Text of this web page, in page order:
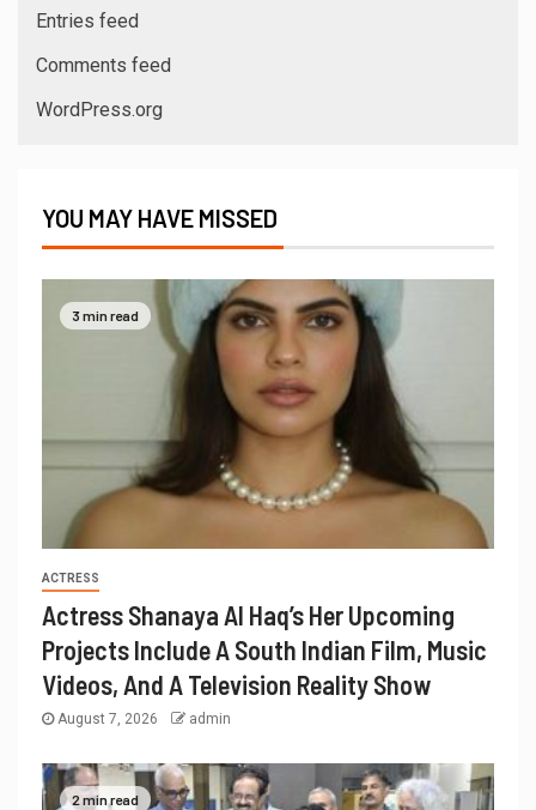
Entries feed
Comments feed
WordPress.org
YOU MAY HAVE MISSED
3 min read
ACTRESS
Actress Shanaya Al Haq’s Her Upcoming
Projects Include A South Indian Film, Music
Videos, And A Television Reality Show
August 7, 2026 admin
2 min read